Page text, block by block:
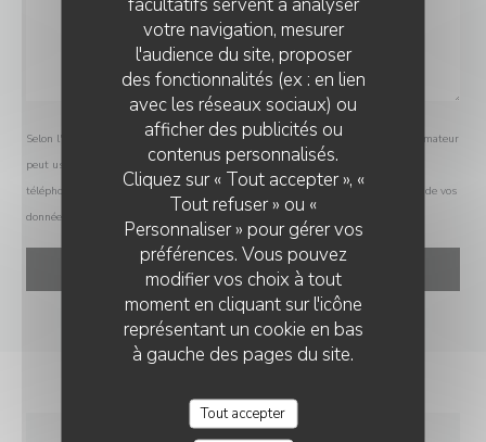
votre navigation, mesurer
l'audience du site, proposer
des fonctionnalités (ex : en lien
avec les réseaux sociaux) ou
afficher des publicités ou
contenus personnalisés.
Cliquez sur « Tout accepter », «
Tout refuser » ou «
Personnaliser » pour gérer vos
préférences. Vous pouvez
modifier vos choix à tout
moment en cliquant sur l'icône
représentant un cookie en bas
à gauche des pages du site.
Tout accepter
Selon l'article L.223-2 du code de la consommation, il est rappelé que le consommateur
peut user de son droit à s'inscrire sur la liste d'opposition au démarchage
téléphonique Bloctel :
bloctel.gouv.fr
. Pour plus d'informations sur le traitement de vos
données, consultez notre
LA CHARPENTERIE